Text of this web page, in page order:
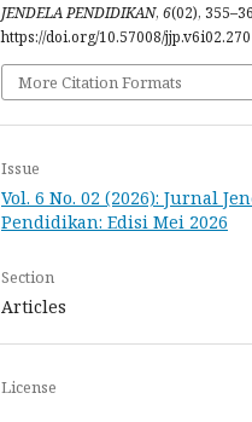
JENDELA PENDIDIKAN, 6(02),
https://doi.org/10.57008/
More Citation Formats
Issue
Vol. 6 No. 02 (2026): Jurnal
Pendidikan: Edisi Mei 2026
Section
Articles
License